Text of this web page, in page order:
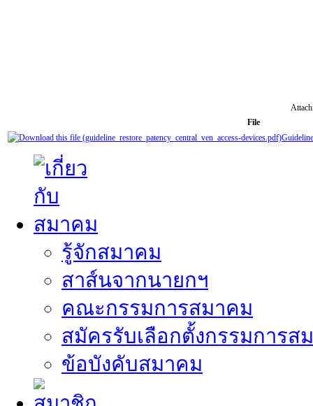
File
รู้จักสมาคม
สาส์นจากนายกฯ
คณะกรรมการสมาคม
สมัครรับเลือกตั้งกรรมการส
ข้อบังคับสมาคม